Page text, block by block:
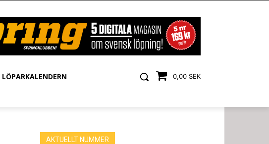
0,00 SEK
LÖPARKALENDERN
AKTUELLT NUMMER